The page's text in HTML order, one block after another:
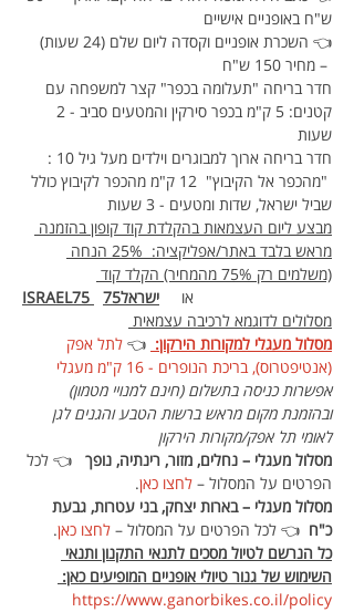
ש"ח באופניים אישיים
👈 השכרת אופניים וקסדה ליום שלם (24 שעות)
– מחיר 150 ש"ח
חדר בריחה "תעלומה בכפר" קצר למשפחה עם
שעות
חדר בריחה ארוך למבוגרים וילדים מעל גיל 10 :
"מהכפר אל הקיבוץ"  12 ק"מ מהכפר לקיבוץ כולל
שביל ישראל, שדות ומטעים - 3 שעות
מבצע ליום העצמאות בהקלדת קוד קופון בהזמנה
מראש בלבד באתר/אפליקציה:  25% הנחה
(משלמים רק 75% מהמחיר) הקלד קוד
ISRAEL75
או ישראל75
מסלולים לדוגמא לרכיבה עצמאית
מסלול מעגלי למקורות הירקון: 👈 לתל אפק
(אנטיפטרוס), בריכת הנופרים - 16 ק"מ מעגלי
אפשרות כניסה בתשלום (חינם למנויי מטמון)
ובהזמנת מקום מראש ברשות הטבע והגנים לגן
לאומי תל אפק/מקורות הירקון
מסלול מעגלי – נחלים, מזור, רינתיה, נופך
👈 לכל
הפרטים על המסלול – לחצו כאן.
מסלול מעגלי – בארות יצחק, בני עטרות, גבעת
כ"ח 👈 לכל הפרטים על המסלול – לחצו כאן.
כל הנרשם לטיול מסכים לתנאי התקנון ותנאי
השימוש של גנור טיולי אופניים המופיעים כאן:
https://www.ganorbikes.co.il/policy